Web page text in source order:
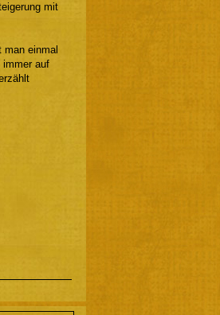
mit
einmal
immer auf